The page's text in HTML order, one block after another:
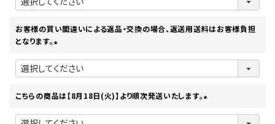
)
お客様の買い間違いによる返品・交換の場合、返送用送料はお客様負担
となります。
(
必
)
こちらの商品は【8月18日(火)】より順次発送いたします。
(